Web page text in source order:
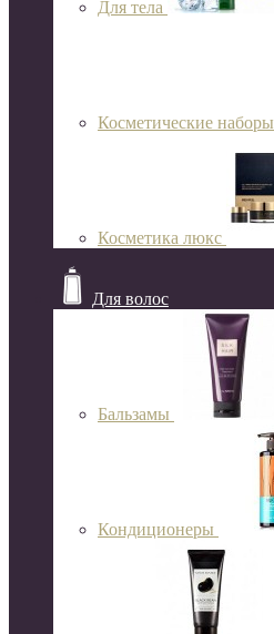
Для тела
Косметические наборы
Косметика люкс
Для волос
Бальзамы
Кондиционеры